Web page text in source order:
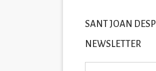
SANT JOAN DESPÍ
NEWSLETTER